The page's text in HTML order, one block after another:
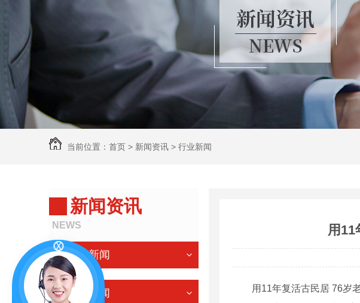
当前位置： 首页 > 新闻资讯 > 行业新闻
新闻资讯
NEWS
公司新闻
行业新闻
用11
用11年复活古民居 76岁老